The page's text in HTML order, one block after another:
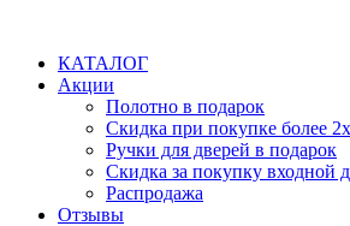
КАТАЛОГ
Акции
Полотно в подарок
Скидка при покупке более
Ручки для дверей в подарок
Скидка за покупку входной
Распродажа
Отзывы